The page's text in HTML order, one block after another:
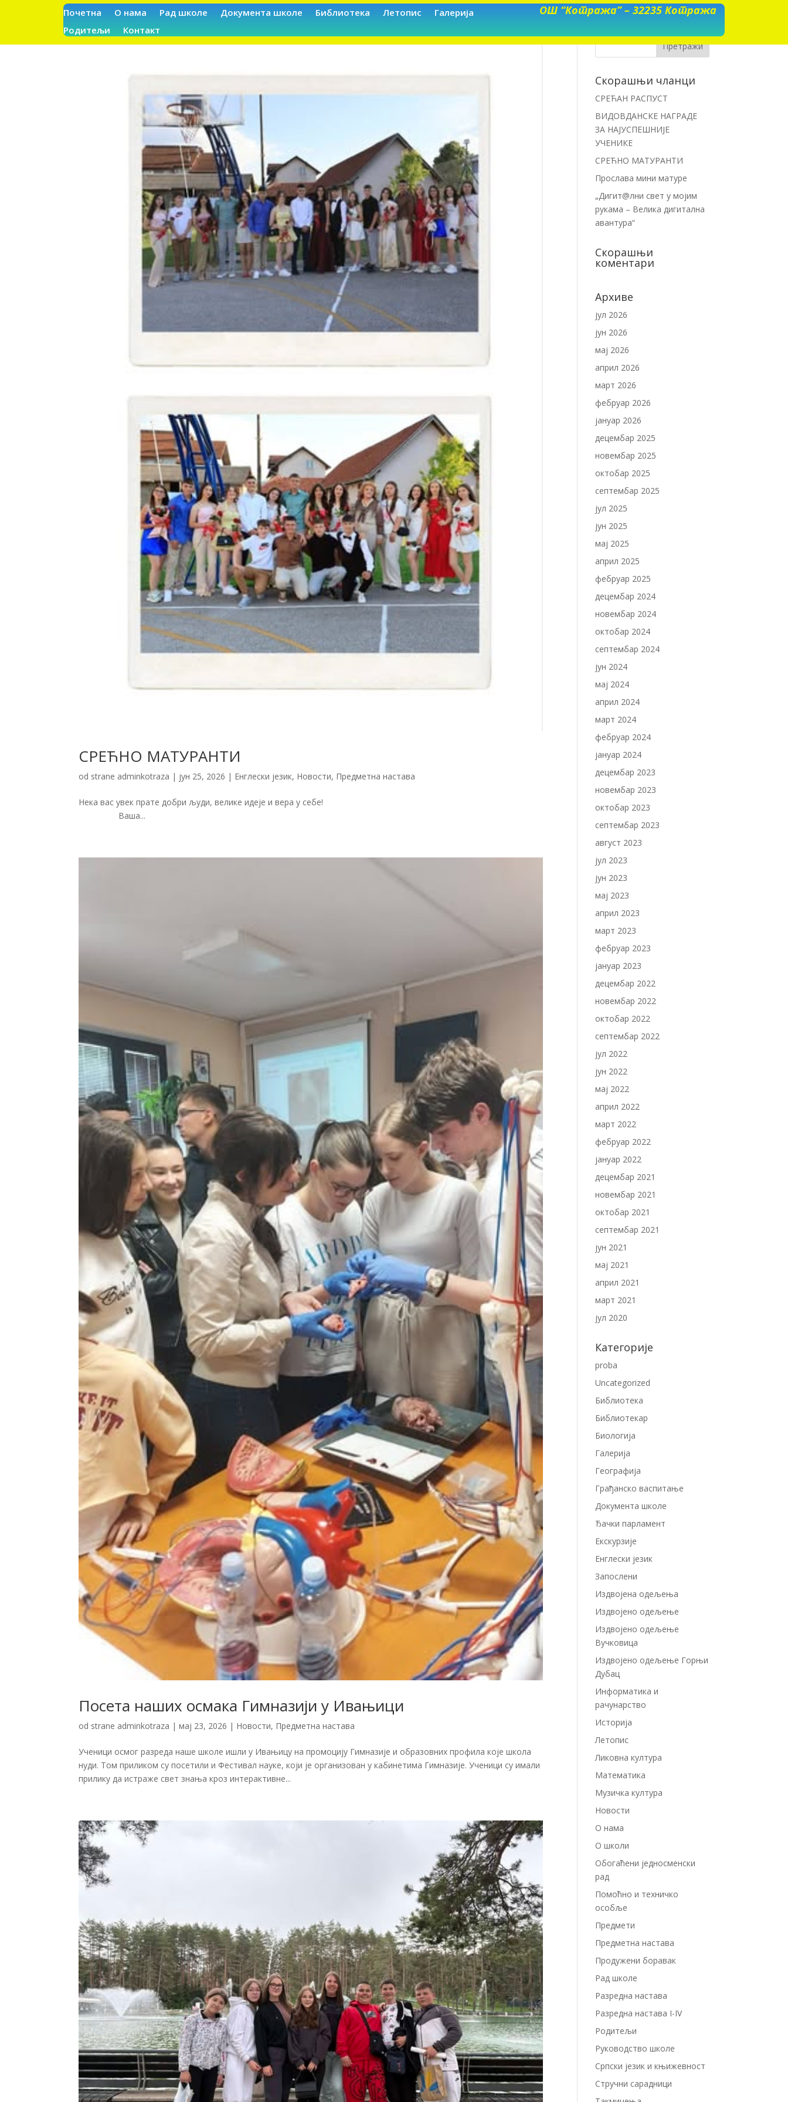
Почетна О нама Рад школе Документа школе Библиотека Летопис
Галерија
Родитељи
Контакт
ОШ “Котража” – 32235 Котража
СРЕЋНО МАТУРАНТИ
od strane adminkotraza | јун 25, 2026 | Енглески језик, Новости, Предметна настава
Нека вас увек прате добри људи, велике идеје и вера у себе!
Ваша...
Посета наших осмака Гимназији у Ивањици
od strane adminkotraza |мај 23, 2026 | Новости, Предметна настава
Ученици осмог разреда наше школе ишли у Ивањицу на промоцију Гимназије и образовних профила које школа
нуди. Том приликом су посетили и Фестивал науке, који је организован у кабинетима Гимназије. Ученици су имали
прилику да истраже свет знања кроз интерактивне...
Скорашњи чланци
СРЕЋАН РАСПУСТ
ВИДОВДАНСКЕ НАГРАДЕ
ЗА НАЈУСПЕШНИЈЕ
УЧЕНИКЕ
СРЕЋНО МАТУРАНТИ
Прослава мини матуре
„Дигит@лни свет у мојим
рукама – Велика дигитална
авантура“
Скорашњи
коментари
Архиве
јул 2026
јун 2026
мај 2026
април 2026
март 2026
фебруар 2026
јануар 2026
децембар 2025
новембар 2025
октобар 2025
септембар 2025
јул 2025
јун 2025
мај 2025
април 2025
фебруар 2025
децембар 2024
новембар 2024
октобар 2024
септембар 2024
јун 2024
мај 2024
април 2024
март 2024
фебруар 2024
јануар 2024
децембар 2023
новембар 2023
октобар 2023
септембар 2023
август 2023
јул 2023
јун 2023
мај 2023
април 2023
март 2023
фебруар 2023
јануар 2023
децембар 2022
новембар 2022
октобар 2022
септембар 2022
јул 2022
јун 2022
мај 2022
април 2022
март 2022
фебруар 2022
јануар 2022
децембар 2021
новембар 2021
октобар 2021
септембар 2021
јун 2021
мај 2021
април 2021
март 2021
јул 2020
Категорије
proba
Uncategorized
Библиотека
Библиотекар
Биологија
Галерија
Географија
Грађанско васпитање
Документа школе
Ђачки парламент
Екскурзије
Енглески језик
Запослени
Издвојенa одељењa
Издвојено одељење
Издвојено одељење
Вучковица
Издвојено одељење Горњи
Дубац
Информатика и
рачунарство
Историја
Летопис
Ликовна култура
Математика
Музичка култура
Новости
О нама
О школи
Обогаћени једносменски
рад
Помоћно и техничко
особље
Предмети
Предметна настава
Продужени боравак
Рад школе
Разредна настава
Разредна настава I-IV
Родитељи
Руководство школе
Српски језик и књижевност
Стручни сарадници